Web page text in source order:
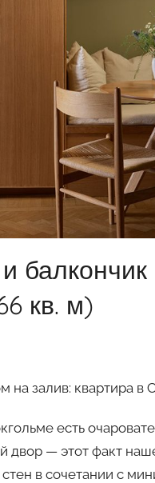
кв. м)
есть
двор — этот факт
в сочетании с